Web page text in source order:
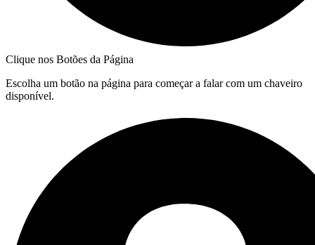
Clique nos Botões da Página
Escolha um botão na página para começar a falar com um chaveiro
disponível.